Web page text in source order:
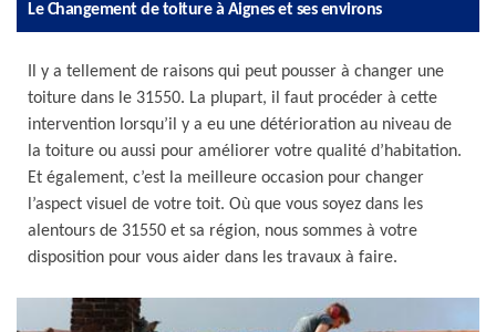
Le Changement de toiture à Aignes et ses environs
Il y a tellement de raisons qui peut pousser à changer une
toiture dans le 31550. La plupart, il faut procéder à cette
intervention lorsqu’il y a eu une détérioration au niveau de
la toiture ou aussi pour améliorer votre qualité d’habitation.
Et également, c’est la meilleure occasion pour changer
l’aspect visuel de votre toit. Où que vous soyez dans les
alentours de 31550 et sa région, nous sommes à votre
disposition pour vous aider dans les travaux à faire.